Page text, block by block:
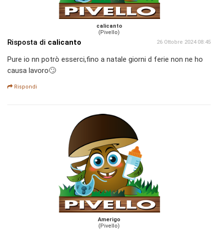
calicanto
(Pivello)
Risposta di calicanto 26 Ottobre 2024 08:45
Pure io nn potrò esserci,fino a natale giorni d ferie non ne ho
causa lavoro🙄
Rispondi
Amerigo
(Pivello)